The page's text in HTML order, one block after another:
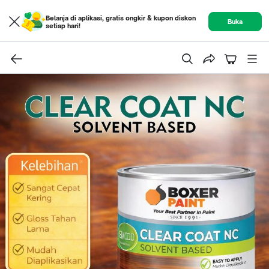
Belanja di aplikasi, gratis ongkir & kupon diskon
setiap hari!
Buka